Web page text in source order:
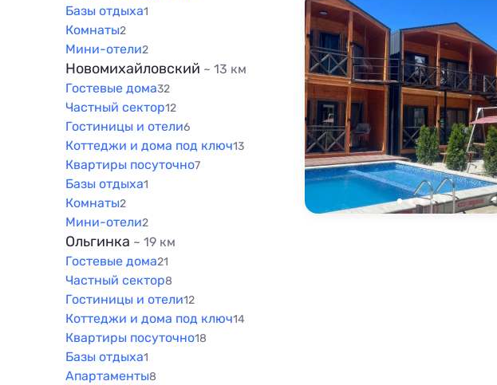
Базы отдыха1
Комнаты2
Мини-отели2
Новомихайловский ~ 13 км
Гостевые дома32
Частный сектор12
Гостиницы и отели6
Коттеджи и дома под ключ13
Квартиры посуточно7
Базы отдыха1
Комнаты2
Мини-отели2
Ольгинка ~ 19 км
Гостевые дома21
Частный сектор8
Гостиницы и отели12
Коттеджи и дома под ключ14
Квартиры посуточно18
Базы отдыха1
Апартаменты8